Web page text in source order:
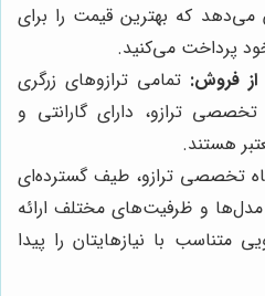
می‌دهد که بهترین قیمت را برای
پرداخت می‌کنید.
فروش: تمامی ترازوهای زرگری
ترازو، دارای گارانتی و
هستند.
تخصصی ترازو، طیف گسترده‌ای
مدل‌ها و ظرفیت‌های مختلف ارائه
متناسب با نیازهایتان را پیدا